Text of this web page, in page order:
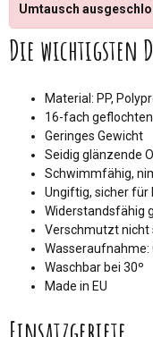
Umtausch
Die wichtigsten
Material: PP,
16-fach
Geringes Gewicht
Seidig glänzende
Schwimmfähig,
Ungiftig, sicher für
Widerstandsfähig
Verschmutzt nicht
Wasseraufnahme:
Waschbar bei 30º
Made in EU